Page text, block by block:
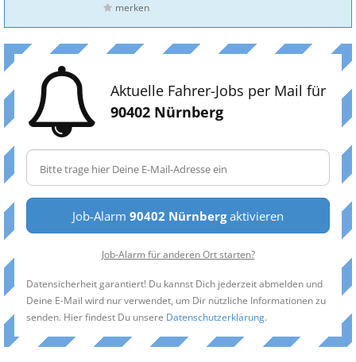
merken
Aktuelle Fahrer-Jobs per Mail für
90402 Nürnberg
Job-Alarm 90402 Nürnbergaktivieren
Job-Alarm für anderen Ort starten?
Datensicherheit garantiert! Du kannst Dich jederzeit abmelden und
Deine E-Mail wird nur verwendet, um Dir nützliche Informationen zu
senden. Hier findest Du unsere Datenschutzerklärung.